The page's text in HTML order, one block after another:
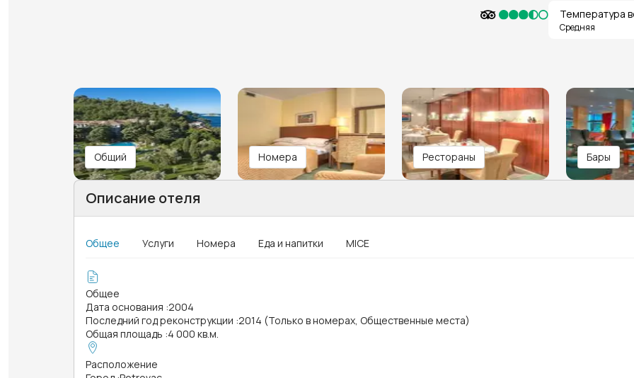
Температура
Средняя
Общий Номера Рестораны Бары
Описание отеля
Общее Услуги Номера Еда и напитки MICE
Общее
Дата основания :2004
Последний год реконструкции :2014 (Только в номерах, Общественные места)
Общая площадь :4 000 кв.м.
Расположение